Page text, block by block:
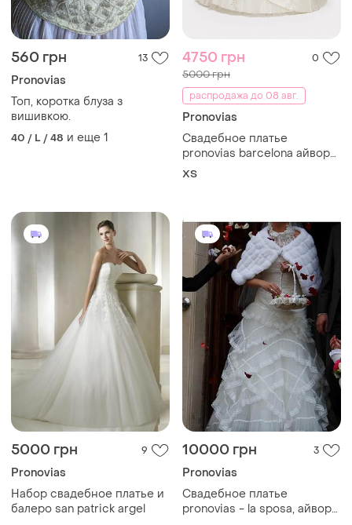
560 грн 13
Pronovias
Топ, коротка блуза з
вишивкою.
40 / L / 48 и еще 1
4750 грн 0
5000 грн
распродажа до 08 авг.
Pronovias
Свадебное платье
pronovias barcelona айвори
со шлейфом размер 40 xs s
ХS
5000 грн 9
Pronovias
Набор свадебное платье и
балеро san patrick argel
10000 грн 3
Pronovias
Свадебное платье
pronovias - la sposa, айвори,